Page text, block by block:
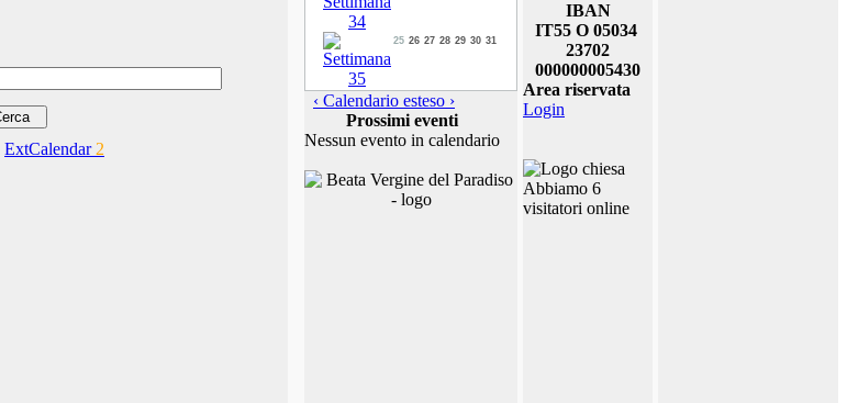
ExtCalendar 2
25 26 27 28 29 30 31
‹ Calendario esteso ›
Prossimi eventi
Nessun evento in calendario
IBAN
IT55 O 05034
23702
000000005430
Area riservata
Login
Abbiamo 6
visitatori online